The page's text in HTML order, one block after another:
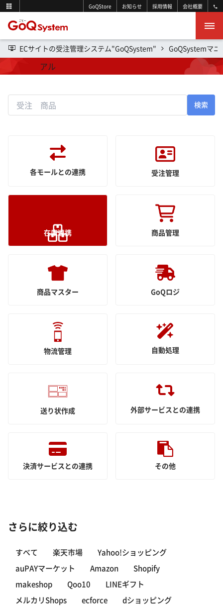
GoQStore お知らせ 採用情報 会社概要
ECサイトの受注管理システム"GoQSystem" GoQSystemマニ
操作マニュアル
検索
各モールとの連携 受注管理
在庫連携 商品管理
商品マスター GoQロジ
物流管理 自動処理
送り状作成 外部サービスとの連携
決済サービスとの連携 その他
さらに絞り込む
すべて 楽天市場
Yahoo!ショッピング
auPAYマーケット
Amazon
Shopify
makeshop
Qoo10
LINEギフト
メルカリShops
ecforce
dショッピング